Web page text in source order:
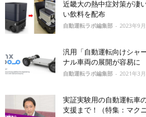
近畿大の熱中症対策が凄
い飲料を配布
自動運転ラボ編集部 - 2023年9
汎用「自動運転向けシャ
ナル車両の展開が容易に
自動運転ラボ編集部 - 2021年3
実証実験用の自動運転車
支援まで！（特集：マク